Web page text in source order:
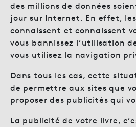
des millions de données
jour sur Internet. En effet,
connaissent et connaissent
vous bannissez l’utilisation
vous utilisez la navigation
Dans tous les cas, cette
de permettre aux sites que
proposer des publicités qui
La publicité de votre livre,